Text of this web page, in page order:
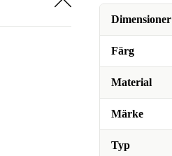
Dimensioner
Färg
Material
Märke
Typ